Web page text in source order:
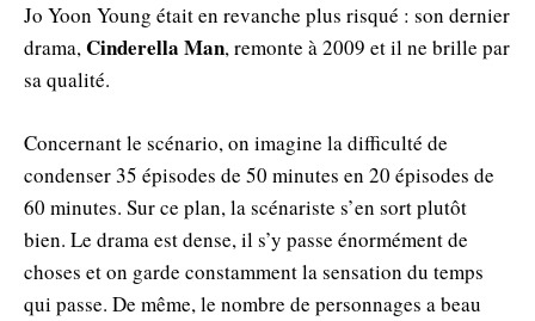
Jo Yoon Young était en revanche plus risqué : son dernier
drama,Cinderella Man, remonte à 2009 et il ne brille par
sa qualité.
Concernant le scénario, on imagine la difficulté de
condenser 35 épisodes de 50 minutes en 20 épisodes de
60 minutes. Sur ce plan, la scénariste s’en sort plutôt
bien. Le drama est dense, il s’y passe énormément de
choses et on garde constamment la sensation du temps
qui passe. De même, le nombre de personnages a beau